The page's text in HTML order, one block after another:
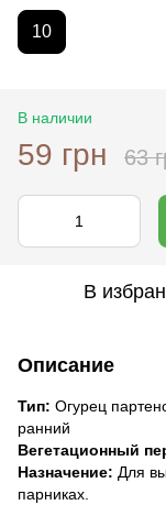
10
В наличии
59 грн 63
В
Описание
Тип: Огурец
ранний
Вегетационный
Назначение: Для
парниках.